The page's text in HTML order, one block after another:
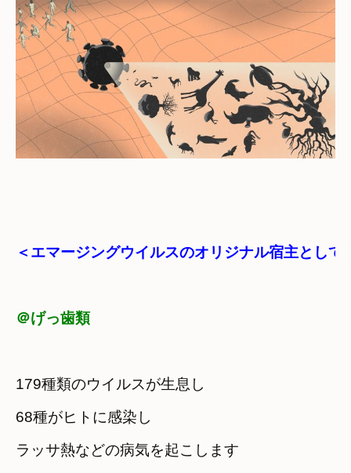
＜エマージングウイルスのオリジナル宿主として
＠げっ歯類
179種類のウイルスが生息し
68種がヒトに感染し
ラッサ熱などの病気を起こします